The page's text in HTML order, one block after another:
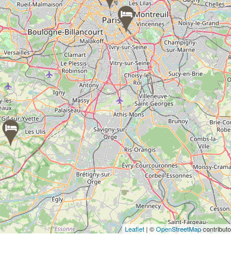
Leaflet | ©OpenStreetMap